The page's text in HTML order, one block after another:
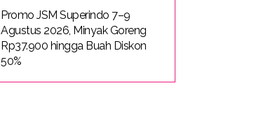
Promo JSM Superindo 7–9
Agustus 2026, Minyak Goreng
Rp37.900 hingga Buah Diskon
50%